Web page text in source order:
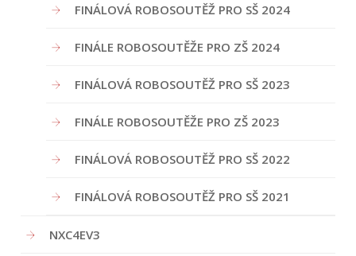
FINÁLOVÁ ROBOSOUTĚŽ PRO SŠ 2024
FINÁLE ROBOSOUTĚŽE PRO ZŠ 2024
FINÁLOVÁ ROBOSOUTĚŽ PRO SŠ 2023
FINÁLE ROBOSOUTĚŽE PRO ZŠ 2023
FINÁLOVÁ ROBOSOUTĚŽ PRO SŠ 2022
FINÁLOVÁ ROBOSOUTĚŽ PRO SŠ 2021
NXC4EV3